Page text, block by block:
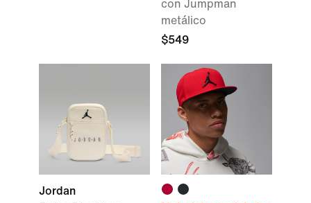
con Jumpman
metálico
$549
Jordan